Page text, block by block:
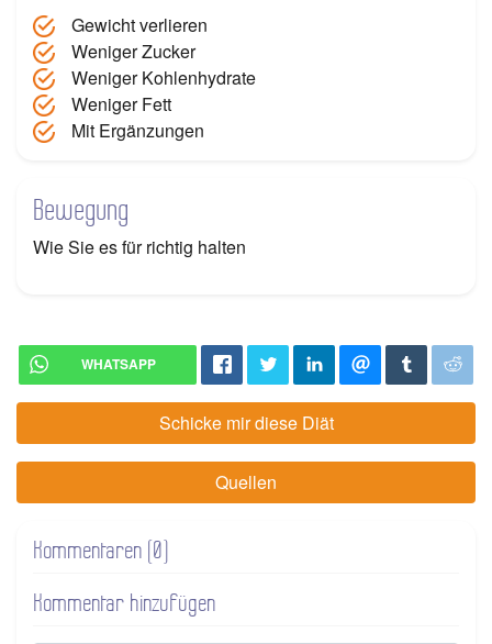
Gewicht verlieren
Weniger Zucker
Weniger Kohlenhydrate
Weniger Fett
Mit Ergänzungen
Bewegung
Wie Sie es für richtig halten
WHATSAPP
Schicke mir diese Diät
Quellen
Kommentaren (0)
Kommentar hinzufügen